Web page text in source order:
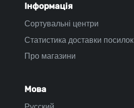
Інформація
Сортувальні центри
Статистика доставки посилок
Про магазини
Мова